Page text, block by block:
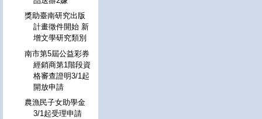
獎助臺南研究出版
計畫徵件開始 新
增文學研究類別
南市第5屆公益彩券
經銷商第1階段資
格審查證明3/1起
開放申請
農漁民子女助學金
3/1起受理申請